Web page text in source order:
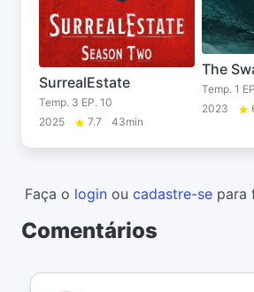
SurrealEstate
Temp. 3 EP. 10
2025
7.7 43min
The
Temp. 1
2023
Faça o login ou cadastre-se para
Comentários